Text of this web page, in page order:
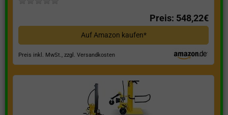
Preis: 548,22€
Auf Amazon kaufen*
Preis inkl. MwSt., zzgl. Versandkosten